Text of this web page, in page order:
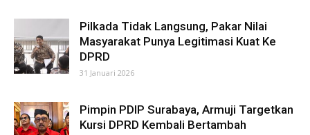
Pilkada Tidak Langsung, Pakar Nilai
Masyarakat Punya Legitimasi Kuat Ke
DPRD
31 Januari 2026
Pimpin PDIP Surabaya, Armuji Targetkan
Kursi DPRD Kembali Bertambah